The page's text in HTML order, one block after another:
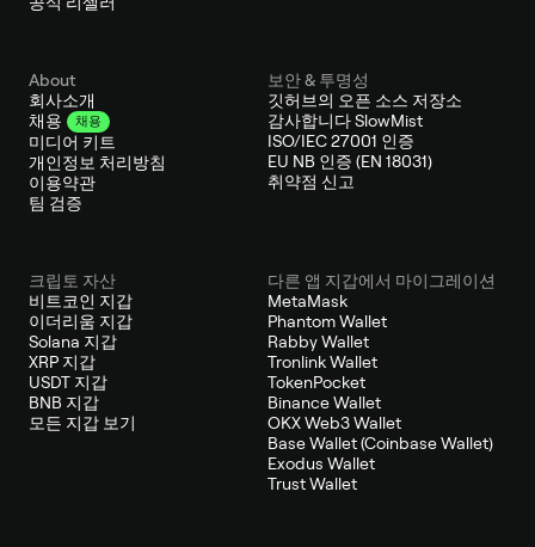
About
회사소개
채용
채용
미디어 키트
개인정보 처리방침
이용약관
팀 검증
보안 & 투명성
깃허브의 오픈 소스 저장소
감사합니다 SlowMist
ISO/IEC 27001 인증
EU NB 인증 (EN 18031)
취약점 신고
크립토 자산
비트코인 지갑
이더리움 지갑
Solana 지갑
XRP 지갑
USDT 지갑
BNB 지갑
모든 지갑 보기
다른 앱 지갑에서 마이그레이션
MetaMask
Phantom Wallet
Rabby Wallet
Tronlink Wallet
TokenPocket
Binance Wallet
OKX Web3 Wallet
Base Wallet (Coinbase Wallet)
Exodus Wallet
Trust Wallet